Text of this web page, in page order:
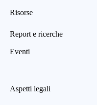
Risorse
Report e ricerche
Eventi
Aspetti legali